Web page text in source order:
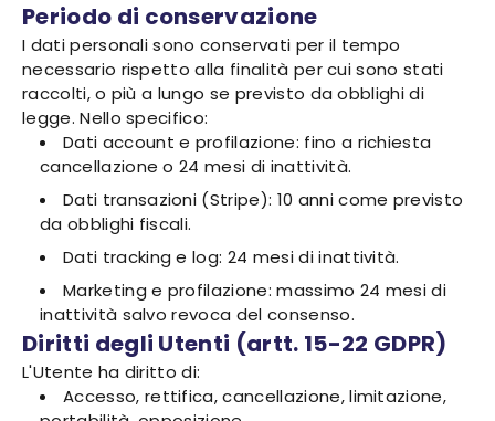
Periodo di conservazione
I dati personali sono conservati per il tempo
necessario rispetto alla finalità per cui sono stati
raccolti, o più a lungo se previsto da obblighi di
legge. Nello specifico:
Dati account e profilazione: fino a richiesta
cancellazione o 24 mesi di inattività.
Dati transazioni (Stripe): 10 anni come previsto
da obblighi fiscali.
Dati tracking e log: 24 mesi di inattività.
Marketing e profilazione: massimo 24 mesi di
inattività salvo revoca del consenso.
Diritti degli Utenti (artt. 15-22 GDPR)
L'Utente ha diritto di:
Accesso, rettifica, cancellazione, limitazione,